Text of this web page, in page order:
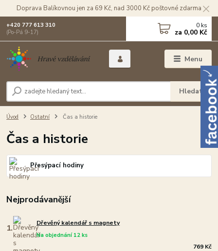
Doprava Balíkovnou jen za 69 Kč, nad 3000 Kč poštovné zdarma
Menu
Hledat
+420 777 613 310
(Po-Pá 9-17)
0 ks
za 0,00 Kč
Úvod Ostatní Čas a historie
Čas a historie
Přesýpací hodiny
Nejprodávanější
1. Dřevěný kalendář s magnety
Na objednání 12 ks
769 Kč